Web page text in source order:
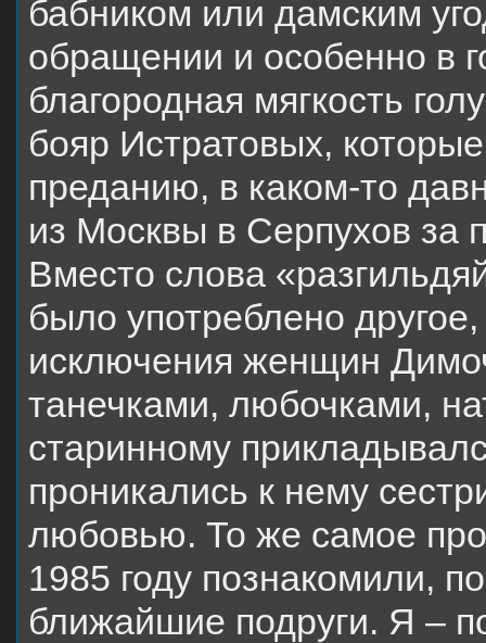
бабником или дамским
обращении и особенно в
благородная мягкость
бояр Истратовых,
преданию, в каком-то
из Москвы в Серпухов за
Вместо слова
было употреблено
исключения женщин
танечками, любочками,
старинному
проникались к нему
любовью. То же самое
1985 году познакомили,
ближайшие подруги. Я –